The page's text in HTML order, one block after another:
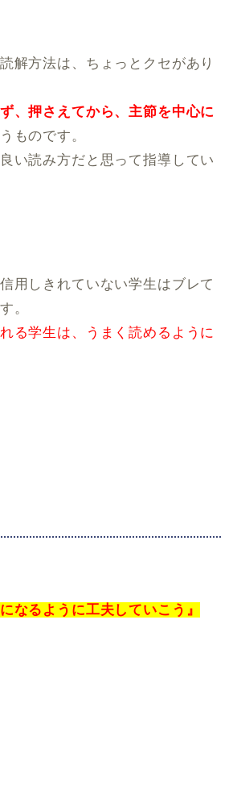
解方法は、ちょっとクセがあり
、押さえてから、主節を中心に
ものです。
い読み方だと思って指導してい
用しきれていない学生はブレて
。
る学生は、うまく読めるように
なるように工夫していこう』